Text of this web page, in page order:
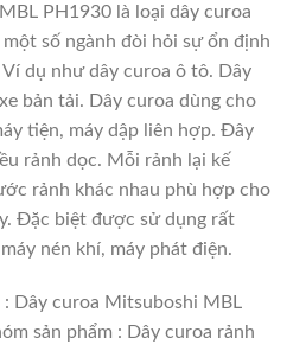
PH1930 là loại dây curoa
số ngành đòi hỏi sự ổn định
dụ như dây curoa ô tô. Dây
bản tải. Dây curoa dùng cho
tiện, máy dập liên hợp. Đây
rảnh dọc. Mỗi rảnh lại kế
rảnh khác nhau phù hợp cho
Đặc biệt được sử dụng rất
nén khí, máy phát điện.
Dây curoa Mitsuboshi MBL
sản phẩm : Dây curoa rảnh